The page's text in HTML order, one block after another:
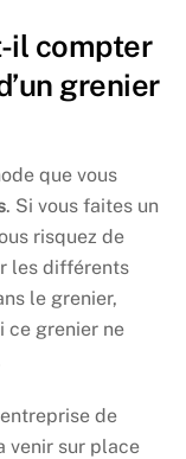
il compter
grenier
que vous
. Si vous faites un
risquez de
les différents
le grenier,
ce grenier ne
de
venir sur place